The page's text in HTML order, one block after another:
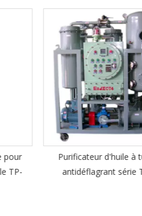
Purificateur d'huile à turbine
antidéflagrant série TY-Ex